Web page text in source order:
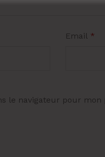
Email *
le navigateur pour